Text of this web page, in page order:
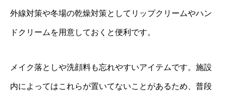
外線対策や冬場の乾燥対策としてリップクリームやハン
ドクリームを用意しておくと便利です。
メイク落としや洗顔料も忘れやすいアイテムです。施設
内によってはこれらが置いてないことがあるため、普段